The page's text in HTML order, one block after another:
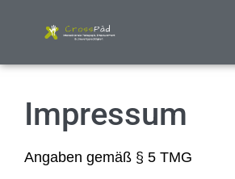
Impressum
Angaben gemäß § 5 TMG